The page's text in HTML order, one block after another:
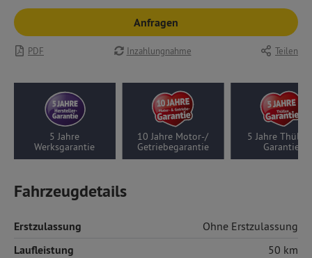
Anfragen
PDF Inzahlungnahme Teilen
Jahre Motor-/
5 Jahre Thüllen-
Garantie
Geprüfte
Beratungsqualität
Fahrzeugdetails
Erstzulassung Ohne Erstzulassung
Laufleistung 50 km